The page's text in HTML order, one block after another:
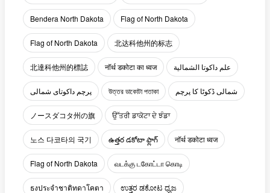
Bendera North Dakota Flag of North Dakota
Flag of North Dakota 北达科他州的标志
北達科他州的標誌 नॉर्थ डकोटा का ध्वज علم داكوتا الشمالية
پرچم داکوتای شمالی উত্তর ডাকোটা পতাকা شمالی ڈکوٹا کا پرچم
ノースダコタ州の旗 ਉੱਤਰੀ ਡਾਕੋਟਾ ਦੇ ਝੰਡਾ
노스 다코타의 국기 ఉత్తర డకోటా ఫ్లాగ్ नॉर्थ डकोटा ध्वज
Flag of North Dakota வடக்கு டகோட்டா கொடி
ธงประจำชาติทดาโคตา ಉತ್ತರ ಡಕೋಟ ಧ್ವಜ